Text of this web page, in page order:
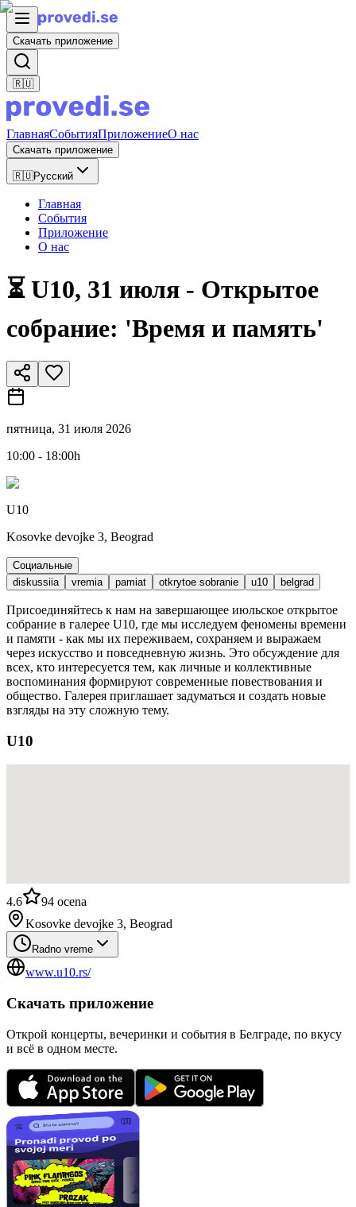
Скачать приложение
🇷🇺
ГлавнаяСобытияПриложениеО нас
Скачать приложение
🇷🇺Русский
Главная
События
Приложение
О нас
⏳ U10, 31 июля - Открытое
собрание: 'Время и память'
пятница, 31 июля 2026
10:00 - 18:00h
U10
Kosovke devojke 3, Beograd
Социальные
diskussiia
vremia pamiat otkrytoe sobranie u10 belgrad
Присоединяйтесь к нам на завершающее июльское открытое
собрание в галерее U10, где мы исследуем феномены времени
и памяти - как мы их переживаем, сохраняем и выражаем
через искусство и повседневную жизнь. Это обсуждение для
всех, кто интересуется тем, как личные и коллективные
воспоминания формируют современные повествования и
общество. Галерея приглашает задуматься и создать новые
взгляды на эту сложную тему.
U10
4.6 94 ocena
Kosovke devojke 3, Beograd
Radno vreme
www.u10.rs/
Скачать приложение
Открой концерты, вечеринки и события в Белграде, по вкусу
и всё в одном месте.